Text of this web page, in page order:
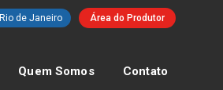
Rio de Janeiro Área do Produtor
Quem Somos Contato